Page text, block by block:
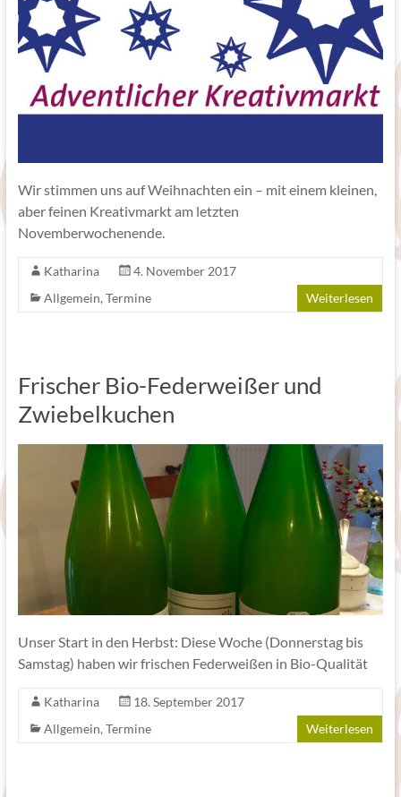
Wir stimmen uns auf Weihnachten ein – mit einem kleinen,
aber feinen Kreativmarkt am letzten
Novemberwochenende.
Katharina
4. November 2017
Allgemein, Termine Weiterlesen
Frischer Bio-Federweißer und
Zwiebelkuchen
Unser Start in den Herbst: Diese Woche (Donnerstag bis
Samstag) haben wir frischen Federweißen in Bio-Qualität
Katharina
18. September 2017
Allgemein, Termine Weiterlesen